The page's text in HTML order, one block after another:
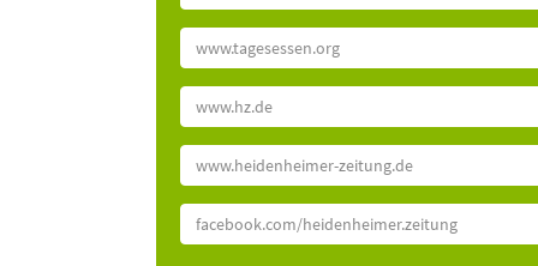
www.tagesessen.org
www.hz.de
www.heidenheimer-zeitung.de
facebook.com/heidenheimer.zeitung